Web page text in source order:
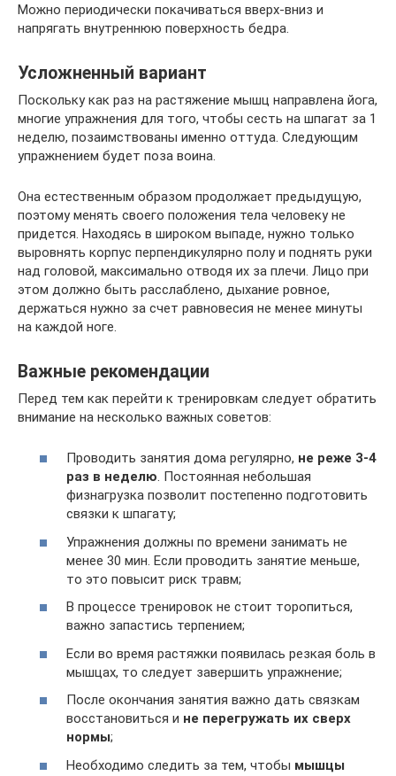
Можно периодически покачиваться вверх-вниз и
напрягать внутреннюю поверхность бедра.
Усложненный вариант
Поскольку как раз на растяжение мышц направлена йога,
многие упражнения для того, чтобы сесть на шпагат за 1
неделю, позаимствованы именно оттуда. Следующим
упражнением будет поза воина.
Она естественным образом продолжает предыдущую,
поэтому менять своего положения тела человеку не
придется. Находясь в широком выпаде, нужно только
выровнять корпус перпендикулярно полу и поднять руки
над головой, максимально отводя их за плечи. Лицо при
этом должно быть расслаблено, дыхание ровное,
держаться нужно за счет равновесия не менее минуты
на каждой ноге.
Важные рекомендации
Перед тем как перейти к тренировкам следует обратить
внимание на несколько важных советов:
Проводить занятия дома регулярно, не реже 3-4
раз в неделю. Постоянная небольшая
физнагрузка позволит постепенно подготовить
связки к шпагату;
Упражнения должны по времени занимать не
менее 30 мин. Если проводить занятие меньше,
то это повысит риск травм;
В процессе тренировок не стоит торопиться,
важно запастись терпением;
Если во время растяжки появилась резкая боль в
мышцах, то следует завершить упражнение;
После окончания занятия важно дать связкам
восстановиться и не перегружать их сверх
нормы;
Необходимо следить за тем, чтобы мышцы